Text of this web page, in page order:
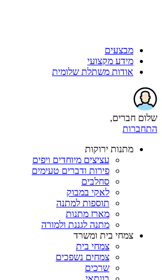
מבצעים
מידע מקצועי
אודות משתלת שלומית
שלום חברים,
התחברות
מתנות ירוקות
עציצים מיוחדים ויפים
פירות ודברים טעימים
סחלבים
לאקי במבוק
תוספות למתנה
מארז מתנות
מתנה לגננת ולמורה
צמחי בית ומשרד
צמחי בית
צמחים נשפכים
שרכים